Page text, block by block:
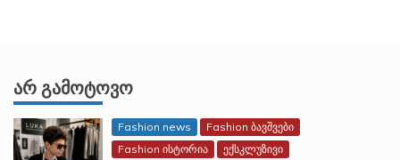
ᲐᲠ ᲒᲐᲛᲝᲢᲝᲕᲝ
Fashion news
Fashion ბავშვები
Fashion ისტორია
ექსკლუზივი